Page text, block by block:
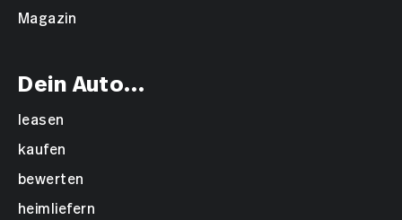
Magazin
Dein Auto...
leasen
kaufen
bewerten
heimliefern